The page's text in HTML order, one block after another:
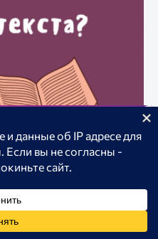
бренда в
продукта в ChatGPT,
AI Трекер